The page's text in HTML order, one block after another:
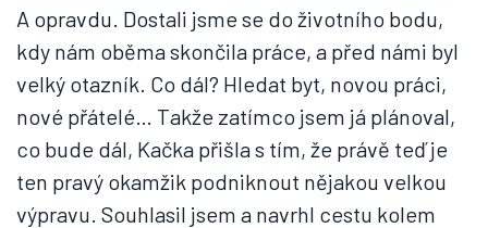
A opravdu. Dostali jsme se do životního bodu,
kdy nám oběma skončila práce, a před námi byl
velký otazník. Co dál? Hledat byt, novou práci,
nové přátelé… Takže zatímco jsem já plánoval,
co bude dál, Kačka přišla s tím, že právě teď je
ten pravý okamžik podniknout nějakou velkou
výpravu. Souhlasil jsem a navrhl cestu kolem